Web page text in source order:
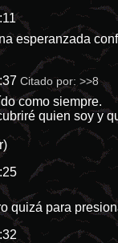
esperanzada
Citado por:>>8
como siempre.
quien soy y
quizá para